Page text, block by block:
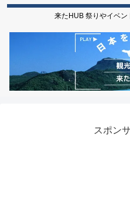
来たHUB 祭りやイベン
スポン